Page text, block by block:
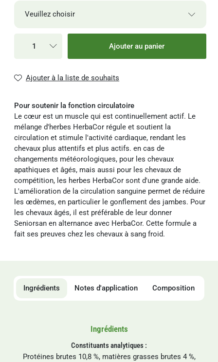
Veuillez choisir
1 kg
22,21 € / Kilogramme
3 kg
1-3
jours
Ajouter au panier
Ajouter à la liste de souhaits
Pour soutenir la fonction circulatoire
Le cœur est un muscle qui est continuellement actif. Le
mélange d'herbes HerbaCor régule et soutient la
circulation et stimule l'activité cardiaque, rendant les
chevaux plus attentifs et plus actifs. en cas de
changements météorologiques, pour les chevaux
apathiques et âgés, mais aussi pour les chevaux de
compétition, les herbes HerbaCor sont d'une grande aide.
L'amélioration de la circulation sanguine permet de réduire
les œdèmes, en particulier le gonflement des jambes. Pour
les chevaux âgés, il est préférable de leur donner
Seniorsan en alternance avec HerbaCor. Cette formule a
fait ses preuves chez les chevaux à sang froid.
Ingrédients Notes d'application Composition
Ingrédients
Constituants analytiques :
Protéines brutes 10,8 %, matières grasses brutes 4 %,